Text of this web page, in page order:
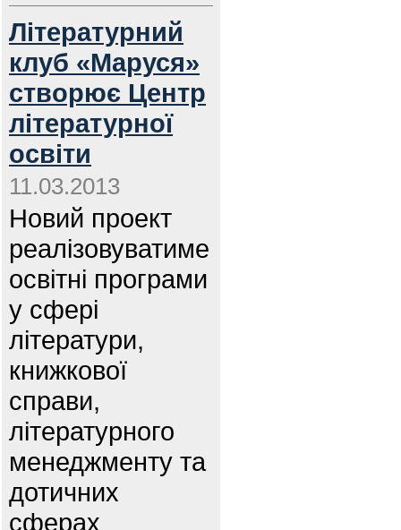
Літературний
клуб «Маруся»
створює Центр
літературної
освіти
11.03.2013
Новий проект
реалізовуватиме
освітні програми
у сфері
літератури,
книжкової
справи,
літературного
менеджменту та
дотичних
сферах